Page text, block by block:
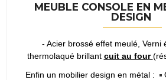
MEUBLE CONSOLE EN
DESIGN
- Acier brossé effet meulé, Verni
thermolaqué brillant cuit au four
Enfin un mobilier design en métal :